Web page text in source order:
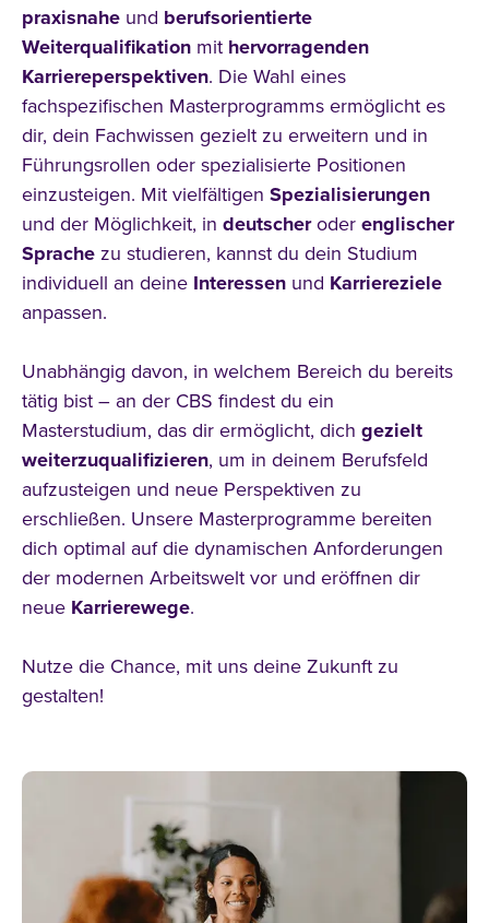
praxisnahe und berufsorientierte
Weiterqualifikation mit hervorragenden
Karriereperspektiven. Die Wahl eines
fachspezifischen Masterprogramms ermöglicht es
dir, dein Fachwissen gezielt zu erweitern und in
Führungsrollen oder spezialisierte Positionen
einzusteigen. Mit vielfältigen Spezialisierungen
und der Möglichkeit, in deutscheroder englischer
Sprache zu studieren, kannst du dein Studium
individuell an deine Interessen und Karriereziele
anpassen.
Unabhängig davon, in welchem Bereich du bereits
tätig bist – an der CBS findest du ein
Masterstudium, das dir ermöglicht, dich gezielt
weiterzuqualifizieren, um in deinem Berufsfeld
aufzusteigen und neue Perspektiven zu
erschließen. Unsere Masterprogramme bereiten
dich optimal auf die dynamischen Anforderungen
der modernen Arbeitswelt vor und eröffnen dir
neue Karrierewege.
Nutze die Chance, mit uns deine Zukunft zu
gestalten!
Studienmodell
Themenfeld